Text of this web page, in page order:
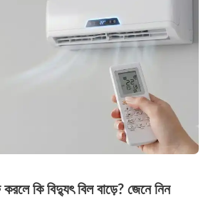
কি বিদ্যুৎ বিল বাড়ে? জেনে নিন